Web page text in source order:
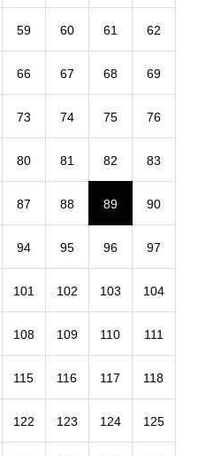
59 60 61 62
66 67 68 69
73 74 75 76
80 81 82 83
87 88 89 90
94 95 96 97
101 102 103 104
108 109 110 111
115 116 117 118
122 123 124 125